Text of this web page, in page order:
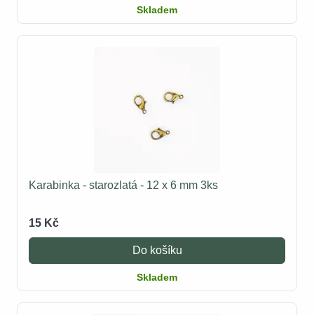
Skladem
Karabinka - starozlatá - 12 x 6 mm 3ks
15 Kč
Do košíku
Skladem